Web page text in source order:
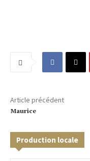
Article précédent
Maurice
Production locale